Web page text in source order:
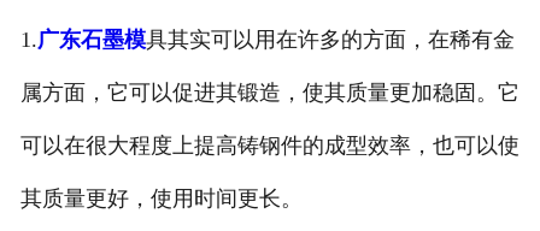
1.广东石墨模具其实可以用在许多的方面，在稀有金
属方面，它可以促进其锻造，使其质量更加稳固。它
可以在很大程度上提高铸钢件的成型效率，也可以使
其质量更好，使用时间更长。